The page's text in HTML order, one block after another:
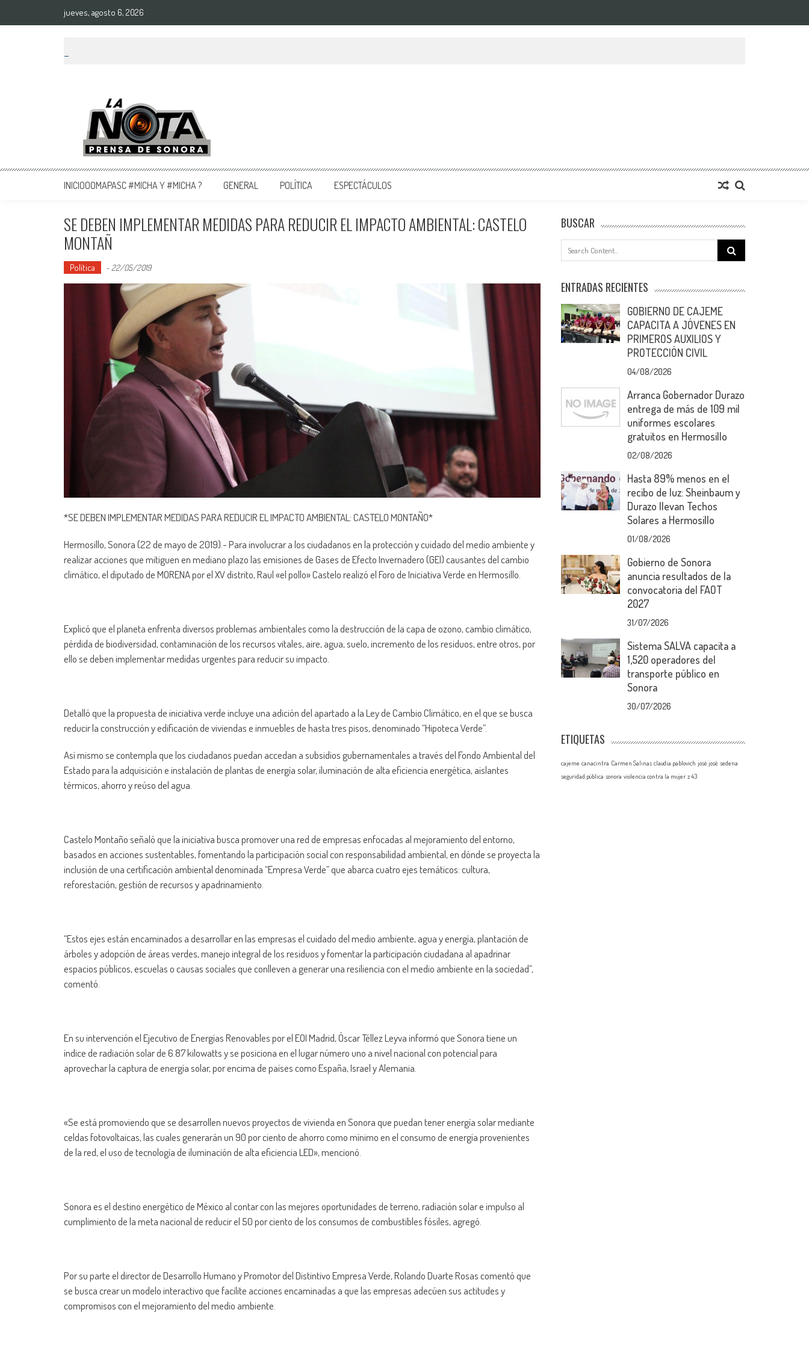
jueves, agosto 6, 2026
La Nota Prensa De Sonora
Noticias del día
INICIOOOMAPASC #MICHA Y #MICHA ? GENERAL POLÍTICA ESPECTÁCULOS
SE DEBEN IMPLEMENTAR MEDIDAS PARA REDUCIR EL IMPACTO AMBIENTAL: CASTELO
MONTAÑ
Política - 22/05/2019
*SE DEBEN IMPLEMENTAR MEDIDAS PARA REDUCIR EL IMPACTO AMBIENTAL: CASTELO MONTAÑO*
Hermosillo, Sonora (22 de mayo de 2019).- Para involucrar a los ciudadanos en la protección y cuidado del medio ambiente y
realizar acciones que mitiguen en mediano plazo las emisiones de Gases de Efecto Invernadero (GEI) causantes del cambio
climático, el diputado de MORENA por el XV distrito, Raul «el pollo» Castelo realizó el Foro de Iniciativa Verde en Hermosillo.
Explicó que el planeta enfrenta diversos problemas ambientales como la destrucción de la capa de ozono, cambio climático,
pérdida de biodiversidad, contaminación de los recursos vitales, aire, agua, suelo, incremento de los residuos, entre otros, por
ello se deben implementar medidas urgentes para reducir su impacto.
Detalló que la propuesta de iniciativa verde incluye una adición del apartado a la Ley de Cambio Climático, en el que se busca
reducir la construcción y edificación de viviendas e inmuebles de hasta tres pisos, denominado “Hipoteca Verde”.
Así mismo se contempla que los ciudadanos puedan accedan a subsidios gubernamentales a través del Fondo Ambiental del
Estado para la adquisición e instalación de plantas de energía solar, iluminación de alta eficiencia energética, aislantes
térmicos, ahorro y reúso del agua.
Castelo Montaño señaló que la iniciativa busca promover una red de empresas enfocadas al mejoramiento del entorno,
basados en acciones sustentables, fomentando la participación social con responsabilidad ambiental, en dónde se proyecta la
inclusión de una certificación ambiental denominada “Empresa Verde” que abarca cuatro ejes temáticos: cultura,
reforestación, gestión de recursos y apadrinamiento.
“Estos ejes están encaminados a desarrollar en las empresas el cuidado del medio ambiente, agua y energía, plantación de
árboles y adopción de áreas verdes, manejo integral de los residuos y fomentar la participación ciudadana al apadrinar
espacios públicos, escuelas o causas sociales que conlleven a generar una resiliencia con el medio ambiente en la sociedad”,
comentó.
En su intervención el Ejecutivo de Energías Renovables por el EOI Madrid, Óscar Téllez Leyva informó que Sonora tiene un
índice de radiación solar de 6.87 kilowatts y se posiciona en el lugar número uno a nivel nacional con potencial para
aprovechar la captura de energía solar, por encima de países como España, Israel y Alemania.
«Se está promoviendo que se desarrollen nuevos proyectos de vivienda en Sonora que puedan tener energía solar mediante
celdas fotovoltaicas, las cuales generarán un 90 por ciento de ahorro como mínimo en el consumo de energía provenientes
de la red, el uso de tecnología de iluminación de alta eficiencia LED», mencionó.
Sonora es el destino energético de México al contar con las mejores oportunidades de terreno, radiación solar e impulso al
cumplimiento de la meta nacional de reducir el 50 por ciento de los consumos de combustibles fósiles, agregó.
Por su parte el director de Desarrollo Humano y Promotor del Distintivo Empresa Verde, Rolando Duarte Rosas comentó que
se busca crear un modelo interactivo que facilite acciones encaminadas a que las empresas adecúen sus actitudes y
compromisos con el mejoramiento del medio ambiente.
BUSCAR
Search
for:
ENTRADAS RECIENTES
GOBIERNO DE CAJEME
CAPACITA A JÓVENES EN
PRIMEROS AUXILIOS Y
PROTECCIÓN CIVIL
04/08/2026
Arranca Gobernador Durazo
entrega de más de 109 mil
uniformes escolares
gratuitos en Hermosillo
02/08/2026
Hasta 89% menos en el
recibo de luz: Sheinbaum y
Durazo llevan Techos
Solares a Hermosillo
01/08/2026
Gobierno de Sonora
anuncia resultados de la
convocatoria del FAOT
2027
31/07/2026
Sistema SALVA capacita a
1,520 operadores del
transporte público en
Sonora
30/07/2026
ETIQUETAS
cajeme canacintra Carmen Salinas claudia pablovich josé josé sedena
seguridad pública sonora violencia contra la mujer z 43